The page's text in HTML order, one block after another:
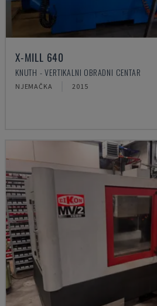
X-MILL 640
KNUTH - VERTIKALNI OBRADNI CENTAR
NJEMAČKA 2015